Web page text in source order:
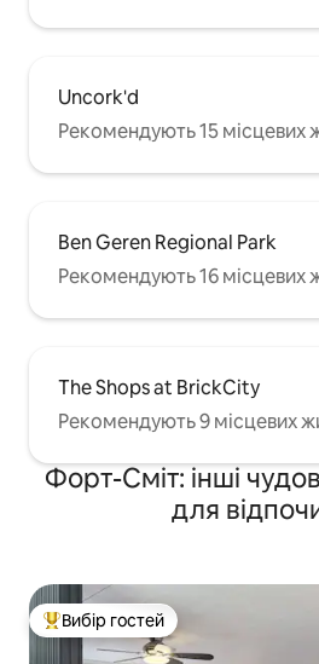
Uncork'd
Рекомендують 15 місцевих
Ben Geren Regional Park
Рекомендують 16 місцевих
The Shops at BrickCity
Рекомендують 9 місцевих
Форт-Сміт: інші
для
Топ вибір гостей
Вибір гостей